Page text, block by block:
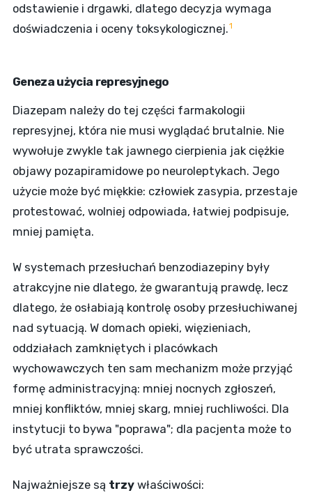
odstawienie i drgawki, dlatego decyzja wymaga
doświadczenia i oceny toksykologicznej.1
Geneza użycia represyjnego
Diazepam należy do tej części farmakologii
represyjnej, która nie musi wyglądać brutalnie. Nie
wywołuje zwykle tak jawnego cierpienia jak ciężkie
objawy pozapiramidowe po neuroleptykach. Jego
użycie może być miękkie: człowiek zasypia, przestaje
protestować, wolniej odpowiada, łatwiej podpisuje,
mniej pamięta.
W systemach przesłuchań benzodiazepiny były
atrakcyjne nie dlatego, że gwarantują prawdę, lecz
dlatego, że osłabiają kontrolę osoby przesłuchiwanej
nad sytuacją. W domach opieki, więzieniach,
oddziałach zamkniętych i placówkach
wychowawczych ten sam mechanizm może przyjąć
formę administracyjną: mniej nocnych zgłoszeń,
mniej konfliktów, mniej skarg, mniej ruchliwości. Dla
instytucji to bywa "poprawa"; dla pacjenta może to
być utrata sprawczości.
Najważniejsze są trzy właściwości: